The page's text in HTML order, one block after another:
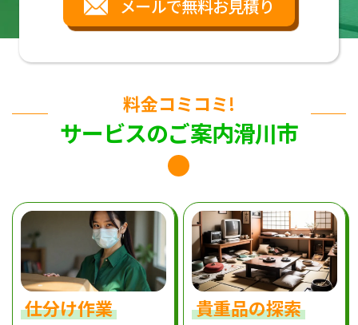
メールで無料お見積り
料金コミコミ!
サービスのご案内滑川市
仕分け作業 貴重品の探索